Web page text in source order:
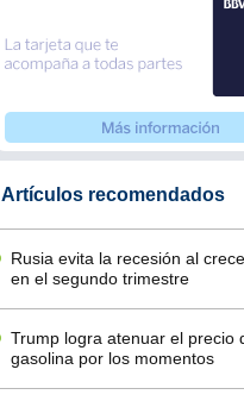
Artículos recomendados
Rusia evita la recesión al
en el segundo trimestre
Trump logra atenuar el precio
gasolina por los momentos